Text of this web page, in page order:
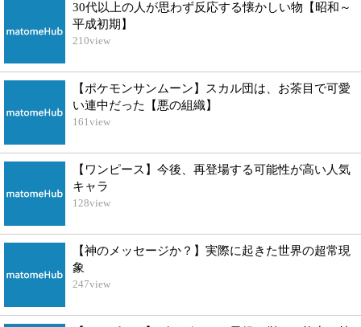
30代以上の人が思わず反応する懐かしい物【昭和～
平成初期】
210view
【ポケモンサンムーン】スカル団は、お茶目で可愛
い連中だった【悪の組織】
161view
【ワンピース】今後、再登場する可能性が高い人気
キャラ
128view
【神のメッセージか？】実際に起きた世界の超常現
象
247view